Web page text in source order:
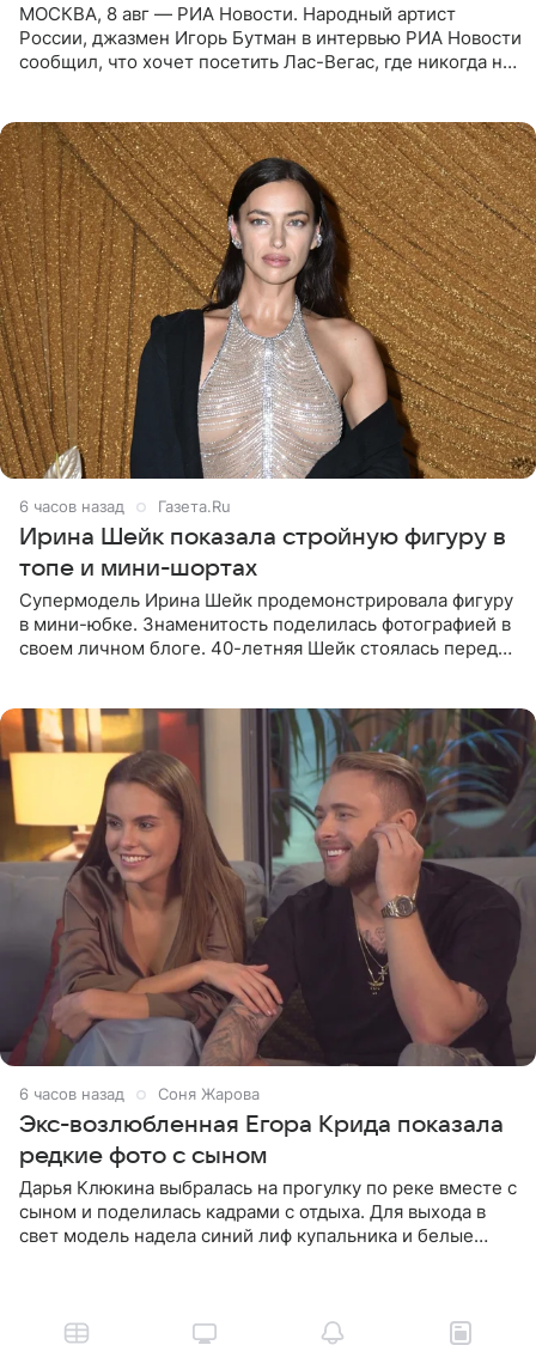
МОСКВА, 8 авг — РИА Новости. Народный артист
России, джазмен Игорь Бутман в интервью РИА Новости
сообщил, что хочет посетить Лас-Вегас, где никогда не
6 часов назад Газета.Ru
Ирина Шейк показала стройную фигуру в
топе и мини-шортах
Супермодель Ирина Шейк продемонстрировала фигуру
в мини-юбке. Знаменитость поделилась фотографией в
своем личном блоге. 40-летняя Шейк стоялась перед
6 часов назад Соня Жарова
Экс-возлюбленная Егора Крида показала
редкие фото с сыном
Дарья Клюкина выбралась на прогулку по реке вместе с
сыном и поделилась кадрами с отдыха. Для выхода в
свет модель надела синий лиф купальника и белые